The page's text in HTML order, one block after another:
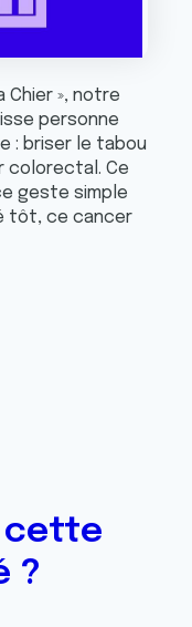
Chier », notre
personne
: briser le tabou
colorectal. Ce
geste simple
tôt, ce cancer
cette
?